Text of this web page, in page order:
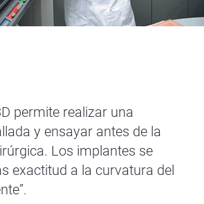
permite realizar una
y ensayar antes de la
Los implantes se
exactitud a la curvatura del